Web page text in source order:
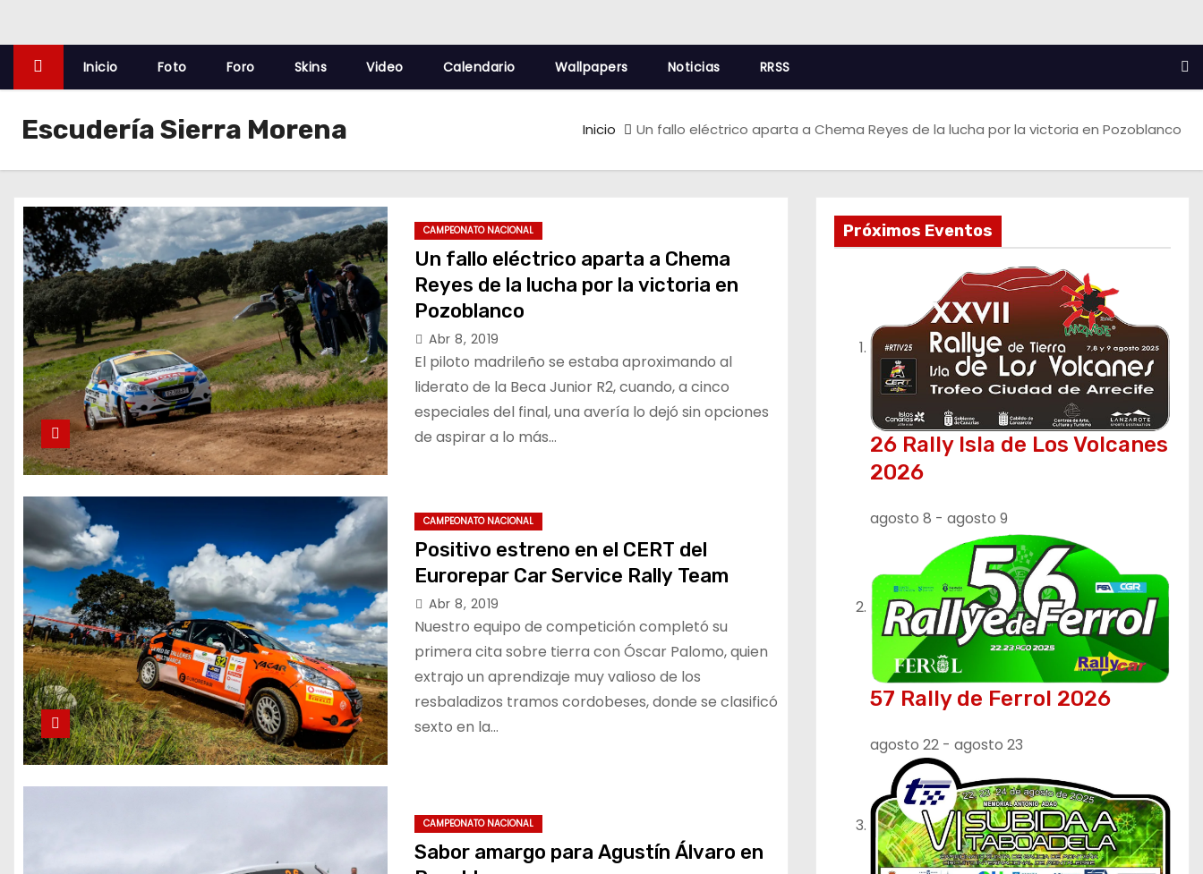
Inicio Foto Foro Skins Video Calendario Wallpapers Noticias RRSS
Escudería Sierra Morena Inicio Un fallo eléctrico aparta a Chema Reyes de la lucha por la victoria en Pozoblanco
CAMPEONATO NACIONAL
Un fallo eléctrico aparta a Chema
Reyes de la lucha por la victoria en
Pozoblanco
Abr 8, 2019
El piloto madrileño se estaba aproximando al
liderato de la Beca Junior R2, cuando, a cinco
especiales del final, una avería lo dejó sin opciones
de aspirar a lo más…
CAMPEONATO NACIONAL
Positivo estreno en el CERT del
Eurorepar Car Service Rally Team
Abr 8, 2019
Nuestro equipo de competición completó su
primera cita sobre tierra con Óscar Palomo, quien
extrajo un aprendizaje muy valioso de los
resbaladizos tramos cordobeses, donde se clasificó
sexto en la…
CAMPEONATO NACIONAL
Sabor amargo para Agustín Álvaro en
Próximos Eventos
26 Rally Isla de Los Volcanes
2026
agosto 8 - agosto 9
57 Rally de Ferrol 2026
agosto 22 - agosto 23